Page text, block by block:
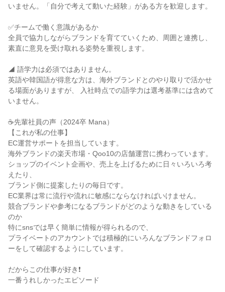
いません。「自分で考えて動いた経験」がある方を歓迎します。
✅チームで働く意識があるか
全員で協力しながらブランドを育てていくため、周囲と連携し、
素直に意見を受け取れる姿勢を重視します。
◢ 語学力は必須ではありません。
英語や韓国語が得意な方は、海外ブランドとのやり取りで活かせ
る場面がありますが、 入社時点での語学力は選考基準には含めて
いません。
☕先輩社員の声（2024卒 Mana）
【これが私の仕事】
EC運営サポートを担当しています。
海外ブランドの楽天市場・Qoo10の店舗運営に携わっています。
ショップのイベント企画や、売上を上げるために日々いろいろ考
えたり、
ブランド側に提案したりの毎日です。
EC業界は常に流行や流れに敏感にならなければいけません。
競合ブランドや参考になるブランドがどのような動きをしている
のか
特にsnsでは早く簡単に情報が得られるので、
プライベートのアカウントでは積極的にいろんなブランドフォロ
ーをして確認するようにしています。
だからこの仕事が好き❗
一番うれしかったエピソード